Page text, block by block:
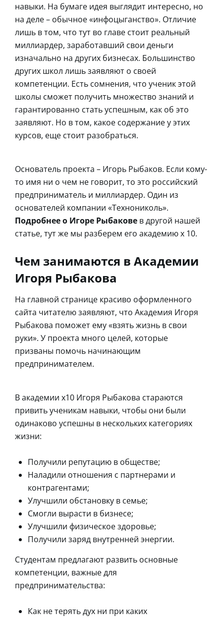
навыки. На бумаге идея выглядит интересно, но
на деле – обычное «инфоцыганство». Отличие
лишь в том, что тут во главе стоит реальный
миллиардер, заработавший свои деньги
изначально на других бизнесах. Большинство
других школ лишь заявляют о своей
компетенции. Есть сомнения, что ученик этой
школы сможет получить множество знаний и
гарантированно стать успешным, как об это
заявляют. Но в том, какое содержание у этих
курсов, еще стоит разобраться.
Основатель проекта – Игорь Рыбаков. Если кому-
то имя ни о чем не говорит, то это российский
предприниматель и миллиардер. Один из
основателей компании «Технониколь».
Подробнее о Игоре Рыбакове в другой нашей
статье, тут же мы разберем его академию х 10.
Чем занимаются в Академии
Игоря Рыбакова
На главной странице красиво оформленного
сайта читателю заявляют, что Академия Игоря
Рыбакова поможет ему «взять жизнь в свои
руки». У проекта много целей, которые
призваны помочь начинающим
предпринимателем.
В академии х10 Игоря Рыбакова стараются
привить ученикам навыки, чтобы они были
одинаково успешны в нескольких категориях
жизни:
Получили репутацию в обществе;
Наладили отношения с партнерами и
контрагентами;
Улучшили обстановку в семье;
Смогли вырасти в бизнесе;
Улучшили физическое здоровье;
Получили заряд внутренней энергии.
Студентам предлагают развить основные
компетенции, важные для
предпринимательства:
Как не терять дух ни при каких